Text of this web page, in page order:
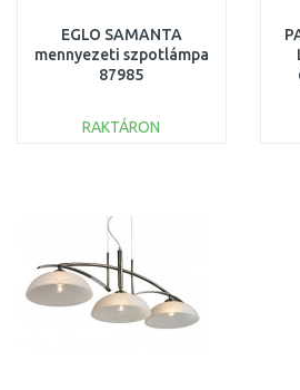
EGLO SAMANTA
mennyezeti szpotlámpa
87985
RAKTÁRON